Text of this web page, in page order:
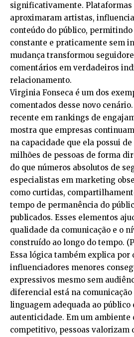
significativamente.
aproximaram artistas,
conteúdo do público,
constante e praticamente sem
mudança transformou
comentários em verdadeiros
relacionamento.
Virginia Fonseca é um dos
comentados desse novo
recente em rankings de
mostra que empresas
na capacidade que ela possui
milhões de pessoas de forma
do que números absolutos de
especialistas em marketing
como curtidas,
tempo de permanência do
publicados. Esses elementos
qualidade da comunicação e o
construído ao longo do tempo. (
Essa lógica também explica por
influenciadores menores
expressivos mesmo sem
diferencial está na
linguagem adequada ao público
autenticidade. Em um
competitivo, pessoas valorizam